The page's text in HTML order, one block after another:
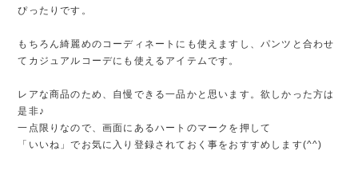
ぴったりです。
もちろん綺麗めのコーディネートにも使えますし、パンツと合わせ
てカジュアルコーデにも使えるアイテムです。
レアな商品のため、自慢できる一品かと思います。欲しかった方は
是非♪
一点限りなので、画面にあるハートのマークを押して
「いいね」でお気に入り登録されておく事をおすすめします(^^)